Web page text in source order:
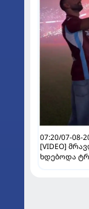
07:20/07-08-
[VIDEO]
ხდებოდა